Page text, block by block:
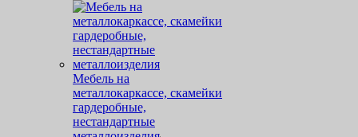
Мебель на
металлокаркассе, скамейки
гардеробные,
нестандартные